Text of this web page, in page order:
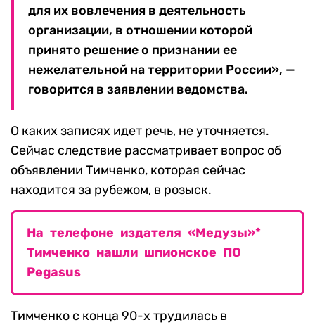
для их вовлечения в деятельность
организации, в отношении которой
принято решение о признании ее
нежелательной на территории России», —
говорится в заявлении ведомства.
О каких записях идет речь, не уточняется.
Сейчас следствие рассматривает вопрос об
объявлении Тимченко, которая сейчас
находится за рубежом, в розыск.
На телефоне издателя «Медузы»*
Тимченко нашли шпионское ПО
Pegasus
Тимченко с конца 90-х трудилась в